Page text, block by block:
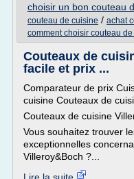
choisir un bon couteau
couteau de cuisine / achat
comment choisir couteau
Couteaux de
facile et prix ...
Comparateur de prix
cuisine Couteaux de
Couteaux de cuisine
Vous souhaitez trouver
exceptionnelles
Villeroy&Boch ?...